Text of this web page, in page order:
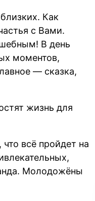
Как
с Вами.
В день
моментов,
— сказка,
жизнь для
всё пройдет на
Молодожёны